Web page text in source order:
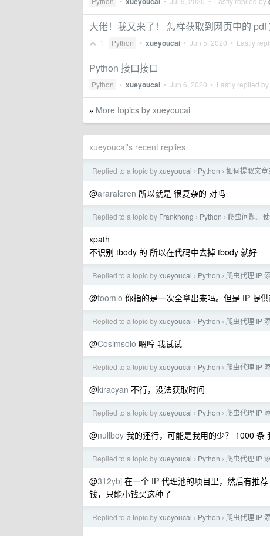
大佬！我又来了！ 怎样获取到网页中的 pdf
1 Python • xueyoucai • Jun 5, 2020 • Lastly
Python 接口接口
Python • xueyoucai • Jun 6, 2020 • Lastly replied by
» More topics by xueyoucai
xueyoucai's recent replies
Replied to a topic byxueyoucai › Python › 如何提取文
@araraloren 所以就是 很复杂的 对吗
Replied to a topic by Frankhong › Python › 爬虫问题。
xpath
不识别 tbody 的 所以在代码中去掉 tbody 就好
Replied to a topic byxueyoucai › Python › 爬虫代理 IP
@toomlo 你指的是一次全拿出来吗。但是 IP 提
Replied to a topic byxueyoucai › Python › 爬虫代理 IP
@Cosimsolo 嗯哼 我试试
Replied to a topic byxueyoucai › Python › 爬虫代理 IP
@kiracyan 不行，没法获取时间
Replied to a topic byxueyoucai › Python › 爬虫代理 IP
@nullboy 我的还行，可能是我用的少？ 1000 条
Replied to a topic byxueyoucai › Python › 爬虫代理 IP
@312ybj 在一个 IP 代理池的项目里，然后有推
钱，只能小钱买这种了
Replied to a topic byxueyoucai › Python › 爬虫代理 IP